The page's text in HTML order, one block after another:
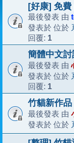
[好康] 免
最後發表 由
發表於 位於
回覆: 1
簡體中文
最後發表 由
發表於 位於
回覆: 1
竹貓新作
最後發表 由
發表於 位於